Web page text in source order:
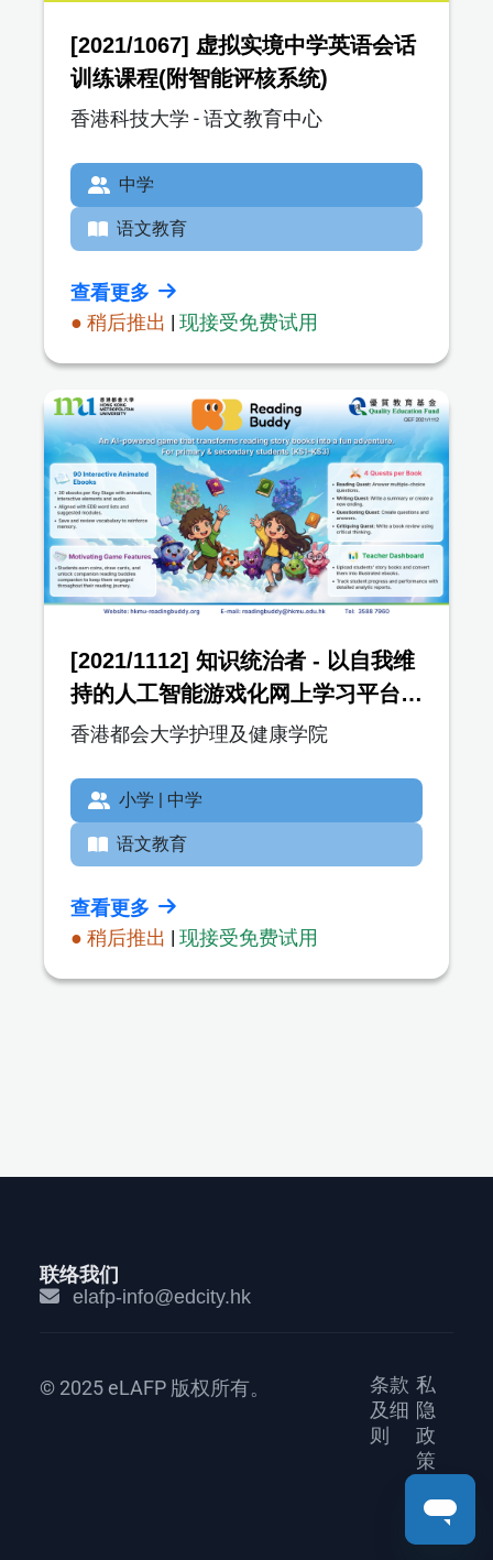
[2021/1067] 虚拟实境中学英语会话
训练课程(附智能评核系统)
香港科技大学 - 语文教育中心
中学
语文教育
查看更多
● 稍后推出 | 现接受免费试用
[2021/1112] 知识统治者 - 以自我维
持的人工智能游戏化网上学习平台，
提高学生阅读能力和二十一世纪技能
香港都会大学护理及健康学院
小学 | 中学
语文教育
查看更多
● 稍后推出 | 现接受免费试用
联络我们
elafp-info@edcity.hk
© 2025 eLAFP 版权所有。
条款
及细
则
私
隐
政
策